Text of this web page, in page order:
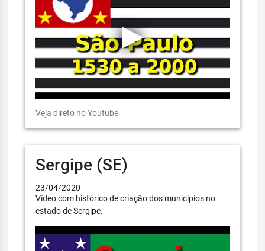
Veja direto no Youtube
Sergipe (SE)
23/04/2020
Vídeo com histórico de criação dos municípios no
estado de Sergipe.